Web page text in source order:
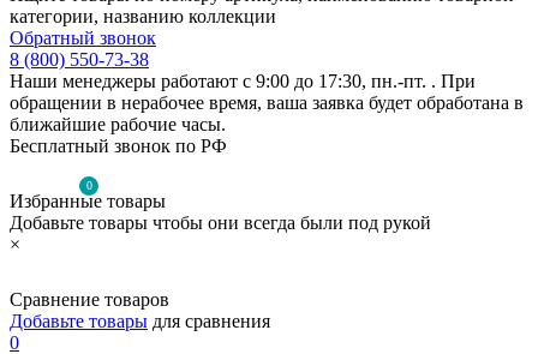
категории, названию коллекции
Обратный звонок
8 (800) 550-73-38
Наши менеджеры работают с 9:00 до 17:30, пн.-пт. . При
обращении в нерабочее время, ваша заявка будет обработана в
ближайшие рабочие часы.
Бесплатный звонок по РФ
0
Избранные товары
Добавьте товары чтобы они всегда были под рукой
×
Сравнение товаров
Добавьте товары для сравнения
0